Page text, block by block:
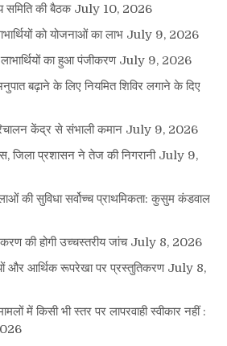
समिति की बैठक July 10, 2026
को योजनाओं का लाभ July 9, 2026
का हुआ पंजीकरण July 9, 2026
बढ़ाने के लिए नियमित शिविर लगाने के दिए
केंद्र से संभाली कमान July 9, 2026
जिला प्रशासन ने तेज की निगरानी July 9,
की सुविधा सर्वोच्च प्राथमिकता: कुसुम कंडवाल
की होगी उच्चस्तरीय जांच July 8, 2026
और आर्थिक रूपरेखा पर प्रस्तुतिकरण July 8,
में किसी भी स्तर पर लापरवाही स्वीकार नहीं :